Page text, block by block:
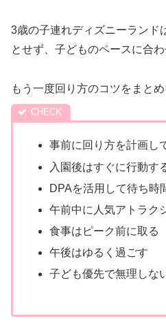
3歳の子連れディズニーランド
とせず、子どものペースに合
もう一度回り方のコツをまとめ
事前に回り方を計画し
入園後はすぐに行動す
DPAを活用して待ち時
午前中に人気アトラク
食事はピーク前に取る
午後はゆるく過ごす
子ども優先で無理しな